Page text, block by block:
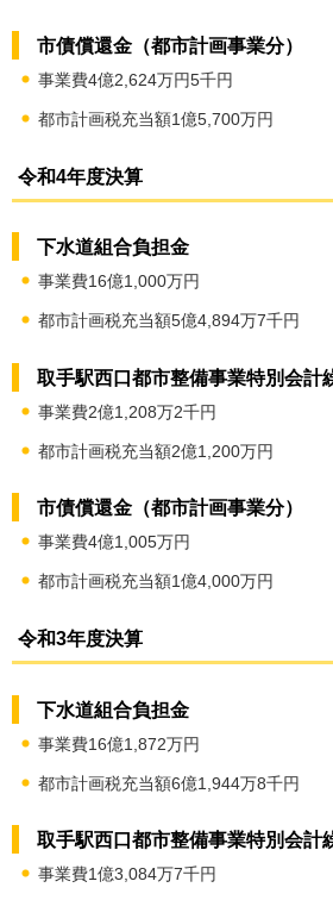
市債償還金（都市計画事業分）
事業費4億2,624万円5千円
都市計画税充当額1億5,700万円
令和4年度決算
下水道組合負担金
事業費16億1,000万円
都市計画税充当額5億4,894万7千円
取手駅西口都市整備事業特別会計
事業費2億1,208万2千円
都市計画税充当額2億1,200万円
市債償還金（都市計画事業分）
事業費4億1,005万円
都市計画税充当額1億4,000万円
令和3年度決算
下水道組合負担金
事業費16億1,872万円
都市計画税充当額6億1,944万8千円
取手駅西口都市整備事業特別会計
事業費1億3,084万7千円